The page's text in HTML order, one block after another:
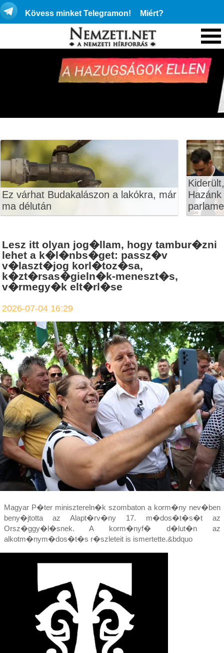
Kövess minket Telegramon! Miért?
Ez várhat Budakalászon a lakókra, már
ma délután
Lesz itt olyan jog�llam, hogy tambur�zni
lehet a k�l�nbs�get: passz�v
v�laszt�jog korl�toz�sa,
k�zt�rsas�gieln�k-meneszt�s,
v�rmegy�k elt�rl�se
2026-07-04 16:29
Magyar P�ter minisztereln�k szombaton a korm�ny nev�ben
beny�jtotta az Alapt�rv�ny 17. m�dos�t�s�t az
Orsz�ggy�l�snek. A korm�nyf� d�lut�n az
alkotm�nym�dos�t�s r�szleteit is ismertette.&bdquo